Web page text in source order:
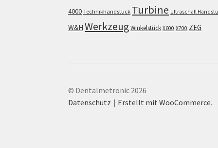
4000 Technikhandstück Turbine Ultraschall
W&H WerkzeugWinkelstück X600 X700 ZEG
© Dentalmetronic 2026
Datenschutz
Erstellt mit WooCommerce.